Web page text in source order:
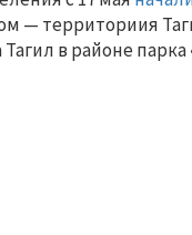
— территориия
в районе